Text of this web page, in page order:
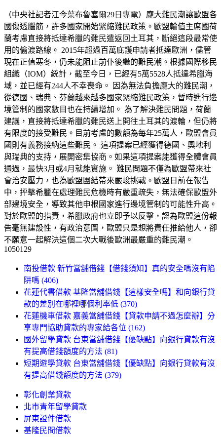
（中央社記者江今葉布魯塞爾29日專電）龐大難民潮讓歐盟各
國傷透腦筋，許多國家開始緊縮難民政策。歐盟輪值主席國荷
蘭考慮直接將抵達希臘的難民遣返回土耳其，斷絕這段最常使
用的偷渡路線。 2015年超過百萬庇護申請者抵達歐洲，儘管
現在正值寒冬，仍未能阻止前仆後繼的難民潮。根據國際移民
組織（IOM）統計，截至今日，已經有5萬5528人抵達希臘海
域，並已經有244人不幸喪命。 因為無法負擔龐大的難民潮，
從德國、瑞典、芬蘭越來越多國家緊縮難民政策，暫時進行邊
境管制的國家數目也在持續增加。 為了解決難民問題，荷蘭
建議，直接將抵達希臘的難民送上開往土耳其的渡輪，但仍將
有限度的接受難民。目前考慮的數額為每年25萬人，歐盟會員
國則有義務接納這些難民。 這項提案已經獲得德國、奧地利
與瑞典的支持，展開密集協商。如果這項提案能獲得全體會員
通過，最快3月或4月就能實施。 難民問題不僅為歐盟帶來社
會治安壓力，也為歐盟團結帶來嚴峻挑戰。歐盟日前在報告
中，抨擊希臘在處理難民危機時有嚴重疏失，無法確保歐盟外
部邊境安全，導致其他申根國家進行邊境管制的可能性升高。
對於歐盟的指責，希臘政府也立即予以反擊，認為歐盟這份報
告毫無建設性，有政治意圖，歐盟只是想將責任推給他人，卻
不願意一起解決這個二次大戰後歐洲最嚴重的難民潮。
1050129
南投借款 新竹當舖借錢【借錢須知】真的安全嗎沒有陷
阱嗎 (406)
花蓮代書借款 基隆當舖借錢【這樣安全嗎】和向銀行貸
款的差別在哪裡哪個利率低 (370)
花蓮機車借款 嘉義當舖借錢【貸款申請不過怎麼辦】分
享專門協助貸款的專家給各位 (162)
國外留學貸款 台東當舖借錢【優缺點】向銀行貸款有沒
有提高借錢額度的方法 (81)
短期遊學貸款 台東當舖借錢【優缺點】向銀行貸款有沒
有提高借錢額度的方法 (379)
彰化創業貸款
北市青年留學貸款
屏東證件借款
基隆民間借款